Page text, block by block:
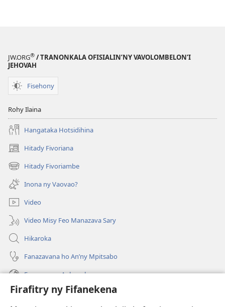
Firafitry ny Fifanekena
JW.ORG® / TRANONKALA OFISIALIN’NY VAVOLOMBELON’I
JEHOVAH
Fisehony
Rohy Ilaina
Hangataka Hotsidihina
Hitady Fivoriana
(manokatra
rohy) Hitady Fivoriambe
(manokatra
rohy) Inona ny Vaovao?
Video
Video Misy Feo Manazava Sary
Hikaroka
Fanazavana ho An’ny Mpitsabo
Fanazavana Ankapobeny
Fanampiana